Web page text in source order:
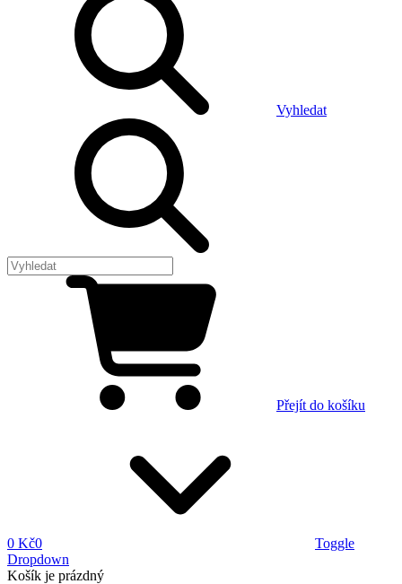
Vyhledat
Přejít do košíku
0 Kč0
Toggle
Dropdown
Košík je prázdný